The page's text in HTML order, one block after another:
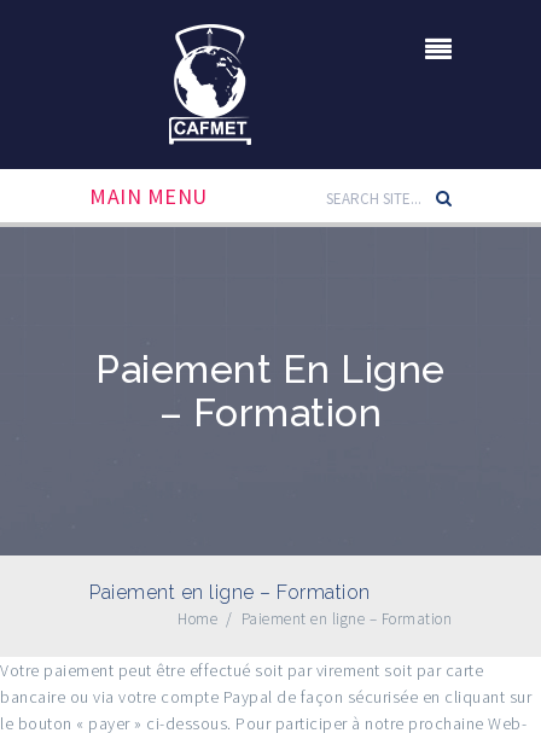
MAIN MENU
Paiement En Ligne
– Formation
Paiement en ligne – Formation
Home / Paiement en ligne – Formation
Votre paiement peut être effectué soit par virement soit par carte
bancaire ou via votre compte Paypal de façon sécurisée en cliquant sur
le bouton « payer » ci-dessous. Pour participer à notre prochaine Web-